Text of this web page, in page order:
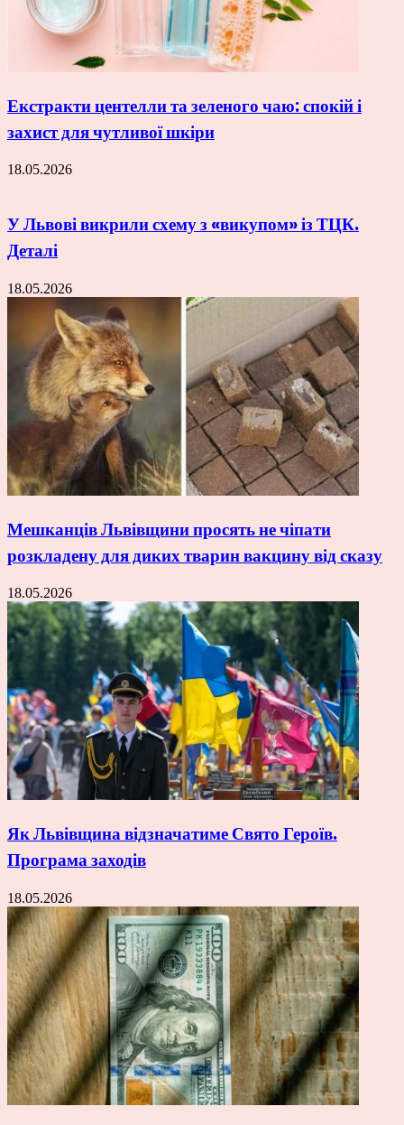
Екстракти центелли та зеленого чаю: спокій і
захист для чутливої шкіри
18.05.2026
У Львові викрили схему з «викупом» із ТЦК.
Деталі
18.05.2026
Мешканців Львівщини просять не чіпати
розкладену для диких тварин вакцину від сказу
18.05.2026
Як Львівщина відзначатиме Свято Героїв.
Програма заходів
18.05.2026